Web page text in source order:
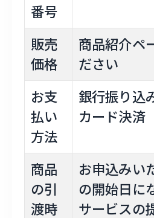
番号
販売
価格
商品紹介ペ
ださい
お支
払い
方法
銀行振り込
カード決済
商品
の引
渡時
お申込みい
の開始日に
サービスの